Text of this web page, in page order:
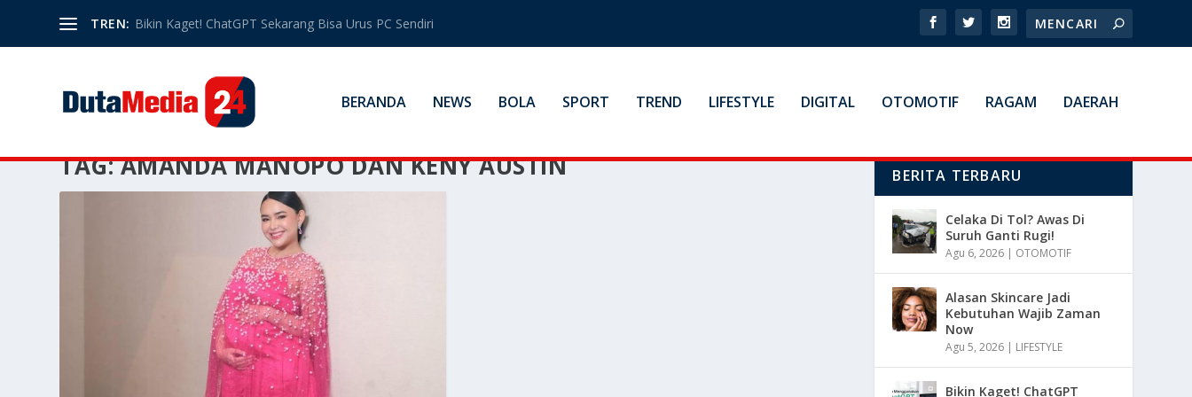
TREN: Bikin Kaget! ChatGPT Sekarang Bisa Urus PC Sendiri
BERANDA NEWS BOLA SPORT TREND LIFESTYLE DIGITAL OTOMOTIF RAGAM DAERAH
TAG:AMANDA MANOPO DAN KENY AUSTIN BERITA TERBARU
Celaka Di Tol? Awas Di
Suruh Ganti Rugi!
Agu 6, 2026 | OTOMOTIF
Alasan Skincare Jadi
Kebutuhan Wajib Zaman
Now
Agu 5, 2026 | LIFESTYLE
Bikin Kaget! ChatGPT